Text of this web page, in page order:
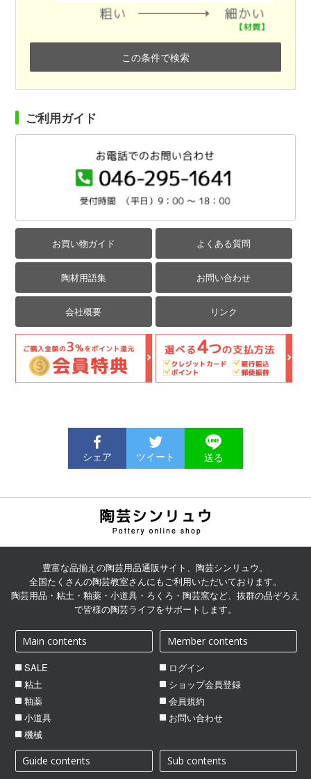
この条件で検索
ご利用ガイド
お買い物ガイド よくある質問
陶材用語集 お問い合わせ
会社概要 リンク
シェア ツイート 送る
豊富な品揃えの陶芸用品通販サイト、陶芸シンリュウ。
全国たくさんの陶芸教室さんにもご利用いただいております。
陶芸用品・粘土・釉薬・小道具・ろくろ・陶芸窯など、抜群の品ぞろえ
で皆様の陶芸ライフをサポートします。
Main contents
SALE
粘土
釉薬
小道具
機械
Member contents
ログイン
ショップ会員登録
会員規約
お問い合わせ
Guide contents Sub contents